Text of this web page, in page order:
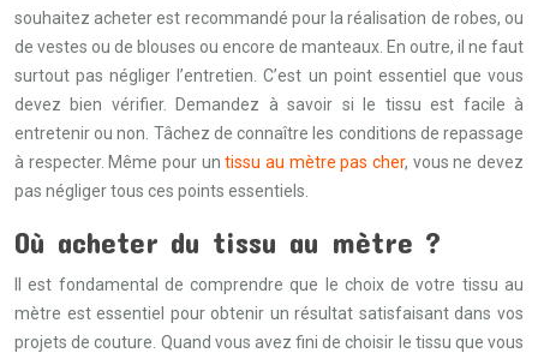
souhaitez acheter est recommandé pour la réalisation de robes, ou
de vestes ou de blouses ou encore de manteaux. En outre, il ne faut
surtout pas négliger l’entretien. C’est un point essentiel que vous
devez bien vérifier. Demandez à savoir si le tissu est facile à
entretenir ou non. Tâchez de connaître les conditions de repassage
à respecter. Même pour untissu au mètre pas cher, vous ne devez
pas négliger tous ces points essentiels.
Où acheter du tissu au mètre ?
Il est fondamental de comprendre que le choix de votre tissu au
mètre est essentiel pour obtenir un résultat satisfaisant dans vos
projets de couture. Quand vous avez fini de choisir le tissu que vous